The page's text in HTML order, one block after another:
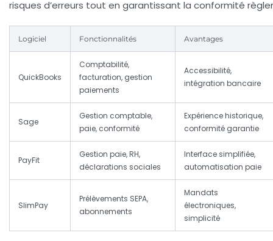
risques d’erreurs tout en garantissant la conformité
Logiciel Fonctionnalités Avantages
QuickBooks
Comptabilité,
facturation, gestion
paiements
Accessibilité,
intégration bancaire
Sage
Gestion comptable,
paie, conformité
Expérience historique,
conformité garantie
PayFit
Gestion paie, RH,
déclarations sociales
Interface simplifiée,
automatisation paie
SlimPay
Prélèvements SEPA,
abonnements
Mandats
électroniques,
simplicité